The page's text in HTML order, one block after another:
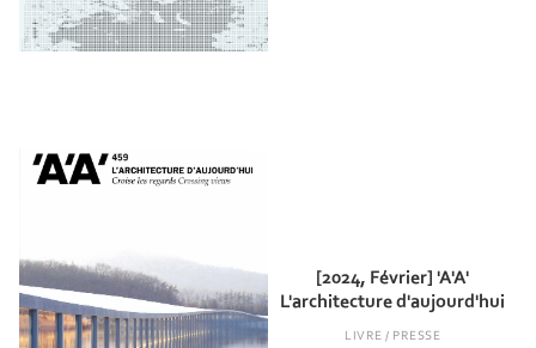
[2024, Février] 'A'A'
L'architecture d'aujourd'hui
LIVRE / PRESSE